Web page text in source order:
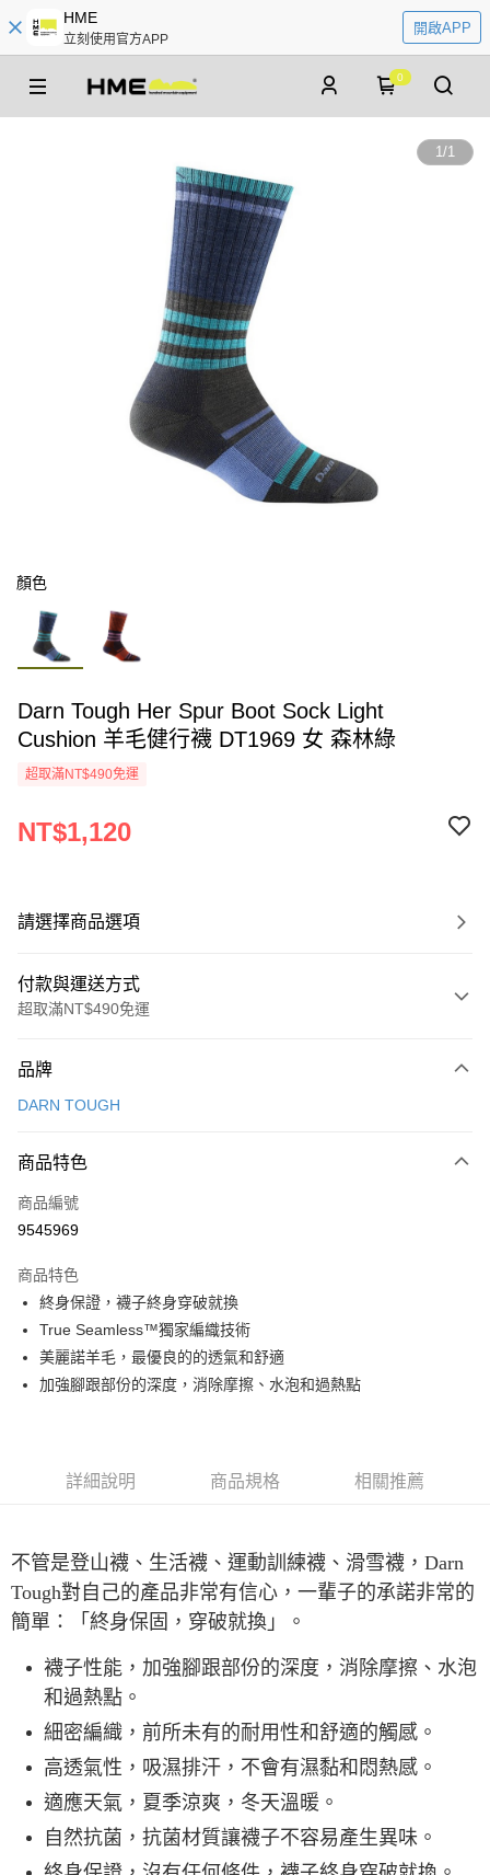
HME
立刻使用官方APP
開啟APP
0
1/1
顏色
Darn Tough Her Spur Boot Sock Light
Cushion 羊毛健行襪 DT1969 女 森林綠
超取滿NT$490免運
NT$1,120
請選擇商品選項
付款與運送方式
超取滿NT$490免運
信用卡一次付款
3 期 0 利率 每期
合作金庫商業銀行
上海商業儲蓄銀行
臺灣中小企業銀行
匯豐（台灣）商業銀行
聯邦商業銀行
元大商業銀行
永豐商業銀行
玉山商業銀行
星展（台灣）商業銀行
超商取貨付款
LINE Pay
Apple Pay
ATM付款
運送方式
付款後全家取貨
7-11取貨付款
每筆NT$60，滿NT$490(含以上)免運費
付款後7-11取貨
宅配
每筆NT$80，滿NT$490(含以上)免運費
離島宅配
每筆NT$80，滿NT$490(含以上)免運費
付款後門市自取
免運費
品牌
DARN TOUGH
商品特色
商品編號
9545969
商品特色
終身保證，襪子終身穿破就換
True Seamless™獨家編織技術
美麗諾羊毛，最優良的的透氣和舒適
加強腳跟部份的深度，消除摩擦、水泡和過熱點
詳細說明 商品規格 相關推薦
不管是登山襪、生活襪、運動訓練襪、滑雪襪，Darn
Tough對自己的產品非常有信心，一輩子的承諾非常的
簡單：「終身保固，穿破就換」。
襪子性能，加強腳跟部份的深度，消除摩擦、水泡
和過熱點。
細密編織，前所未有的耐用性和舒適的觸感。
高透氣性，吸濕排汗，不會有濕黏和悶熱感。
適應天氣，夏季涼爽，冬天溫暖。
自然抗菌，抗菌材質讓襪子不容易產生異味。